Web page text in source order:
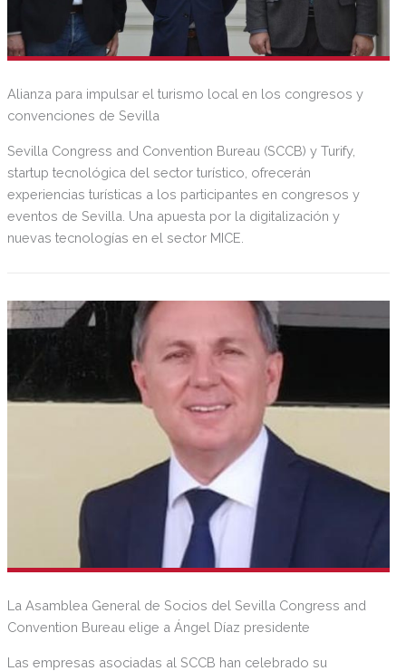
Alianza para impulsar el turismo local en los congresos y
convenciones de Sevilla
Sevilla Congress and Convention Bureau (SCCB) y Turify,
startup tecnológica del sector turístico, ofrecerán
experiencias turísticas a los participantes en congresos y
eventos de Sevilla. Una apuesta por la digitalización y
nuevas tecnologías en el sector MICE.
La Asamblea General de Socios del Sevilla Congress and
Convention Bureau elige a Ángel Díaz presidente
Las empresas asociadas al SCCB han celebrado su